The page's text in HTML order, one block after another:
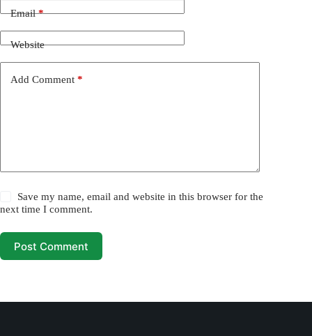
Email*
Website
Add Comment *
Save my name, email and website in this browser for the
next time I comment.
Post Comment